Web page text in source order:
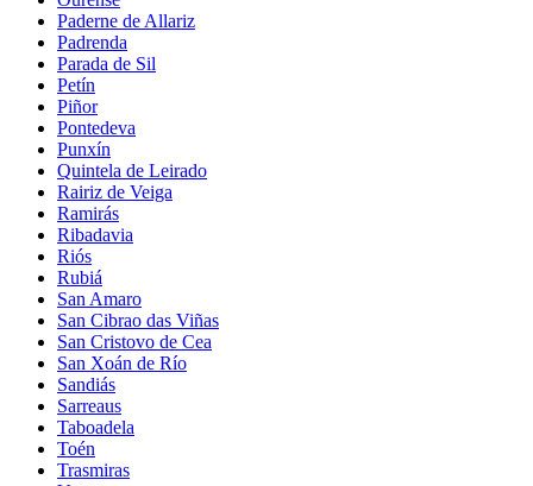
Paderne de Allariz
Padrenda
Parada de Sil
Petín
Piñor
Pontedeva
Punxín
Quintela de Leirado
Rairiz de Veiga
Ramirás
Ribadavia
Riós
Rubiá
San Amaro
San Cibrao das Viñas
San Cristovo de Cea
San Xoán de Río
Sandiás
Sarreaus
Taboadela
Toén
Trasmiras